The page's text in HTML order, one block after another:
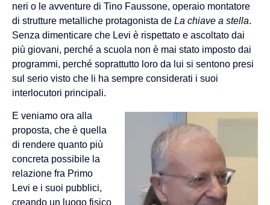
neri o le avventure di Tino Faussone, operaio montatore
di strutture metalliche protagonista de La chiave a stella.
Senza dimenticare che Levi è rispettato e ascoltato dai
più giovani, perché a scuola non è mai stato imposto dai
programmi, perché soprattutto loro da lui si sentono presi
sul serio visto che li ha sempre considerati i suoi
interlocutori principali.
E veniamo ora alla
proposta, che è quella
di rendere quanto più
concreta possibile la
relazione fra Primo
Levi e i suoi pubblici,
creando un luogo fisico